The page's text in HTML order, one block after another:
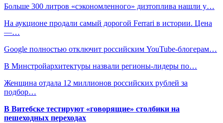
Больше 300 литров «сэкономленного» дизтоплива нашли у…
На аукционе продали самый дорогой Ferrari в истории. Цена
―…
Google полностью отключит российским YouTube-блогерам…
В Минстройархитектуры назвали регионы-лидеры по…
Женщина отдала 12 миллионов российских рублей за
подбор…
В Витебске тестируют «говорящие» столбики на
пешеходных переходах